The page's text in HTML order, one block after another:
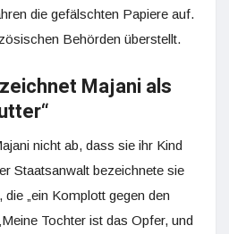
die gefälschten Papiere auf.
Behörden überstellt.
Majani als
nicht ab, dass sie ihr Kind
Staatsanwalt bezeichnete sie
die „ein Komplott gegen den
Tochter ist das Opfer, und